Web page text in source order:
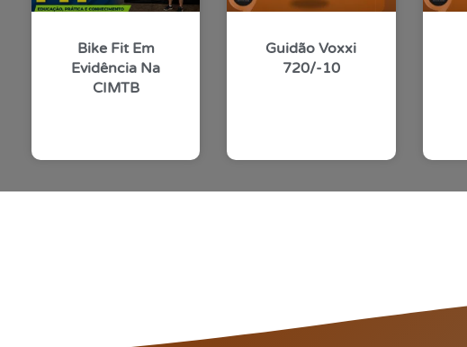
Bike Fit Em
Evidência Na
CIMTB
Guidão Voxxi
720/-10